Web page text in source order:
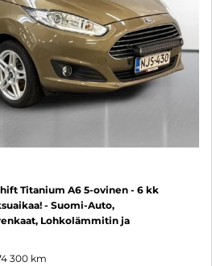
Titanium A6 5-ovinen - 6 kk
- Suomi-Auto,
Lohkolämmitin ja
300 km